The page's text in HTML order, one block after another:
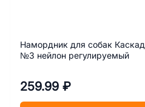
Намордник для собак Каскад
№3 нейлон регулируемый
259.99 ₽